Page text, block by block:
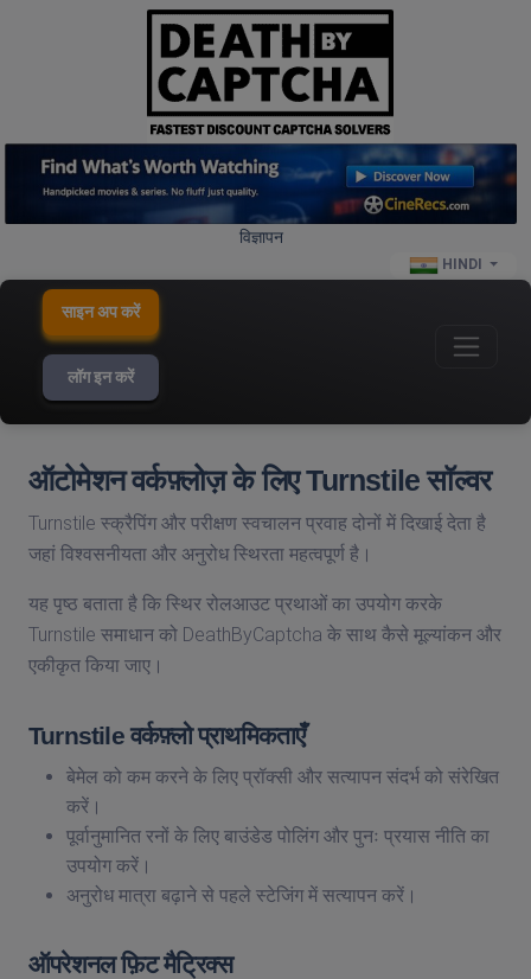
विज्ञापन
HINDI
साइन अप करें
लॉग इन करें
ऑटोमेशन वर्कफ़्लोज़ के लिए Turnstile सॉल्वर
Turnstile स्क्रैपिंग और परीक्षण स्वचालन प्रवाह दोनों में दिखाई देता है
जहां विश्वसनीयता और अनुरोध स्थिरता महत्वपूर्ण है।
यह पृष्ठ बताता है कि स्थिर रोलआउट प्रथाओं का उपयोग करके
Turnstile समाधान को DeathByCaptcha के साथ कैसे मूल्यांकन और
एकीकृत किया जाए।
Turnstile वर्कफ़्लो प्राथमिकताएँ
बेमेल को कम करने के लिए प्रॉक्सी और सत्यापन संदर्भ को संरेखित
करें।
पूर्वानुमानित रनों के लिए बाउंडेड पोलिंग और पुनः प्रयास नीति का
उपयोग करें।
अनुरोध मात्रा बढ़ाने से पहले स्टेजिंग में सत्यापन करें।
ऑपरेशनल फ़िट मैट्रिक्स